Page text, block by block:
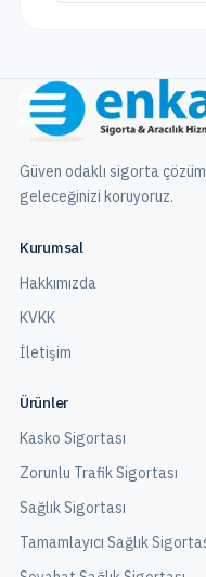
Güven odaklı sigorta
geleceğinizi koruyoruz.
Kurumsal
Hakkımızda
KVKK
İletişim
Ürünler
Kasko Sigortası
Zorunlu Trafik Sigortası
Sağlık Sigortası
Tamamlayıcı Sağlık